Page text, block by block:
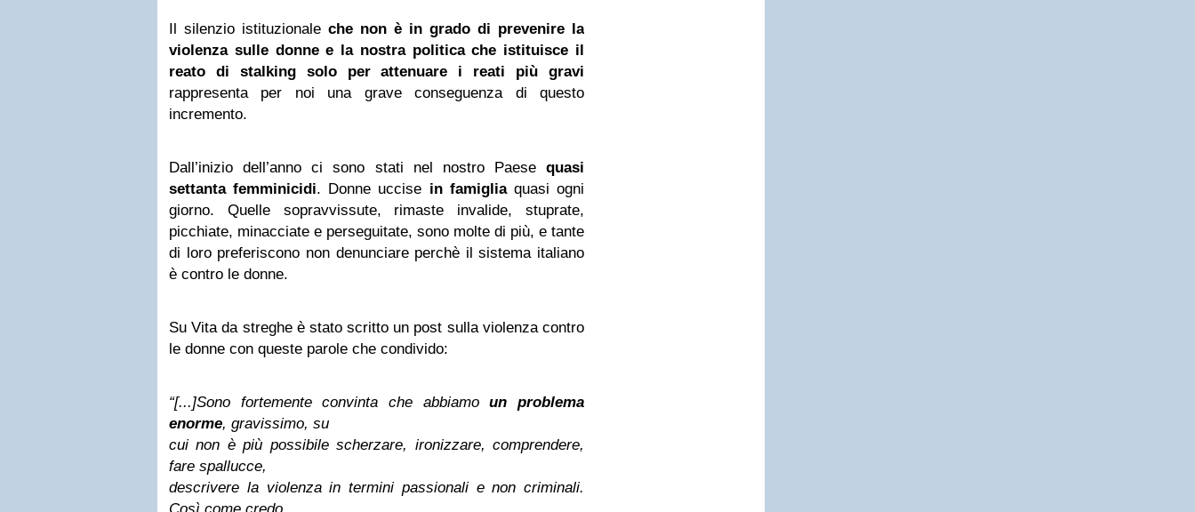
Il silenzio istituzionale che non è in grado di prevenire la
violenza sulle donnee la nostra politica che istituisce il
reato di stalking solo per attenuare i reati più gravi
rappresenta per noi una grave conseguenza di questo
incremento.
Dall’inizio dell’anno ci sono stati nel nostro Paese quasi
settanta femminicidi. Donne uccise in famigliaquasi ogni
giorno. Quelle sopravvissute, rimaste invalide, stuprate,
picchiate, minacciate e perseguitate, sono molte di più, e tante
di loro preferiscono non denunciare perchè il sistema italiano
è contro le donne.
Su Vita da streghe è stato scritto un post sulla violenza contro
le donne con queste parole che condivido:
“[...]Sono fortemente convinta che abbiamoun problema
enorme, gravissimo, su
cui non è più possibile scherzare, ironizzare, comprendere,
fare spallucce,
descrivere la violenza in termini passionali e non criminali.